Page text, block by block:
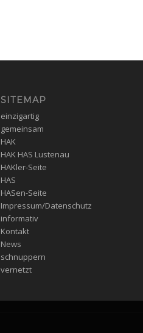
SITEMAP
einzigartig
gemeinsam
HAK
HAK HAS Lustenau
HAKler-Seite
HAS
HASen-Seite
Impressum/Datenschutz
informativ
Kontakt
News
schnuppern
vernetzt